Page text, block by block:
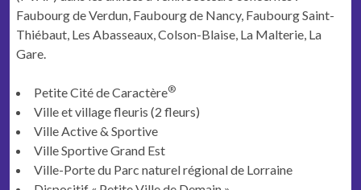
Faubourg de Verdun, Faubourg de Nancy, Faubourg Saint-
Thiébaut, Les Abasseaux, Colson-Blaise, La Malterie, La
Gare.
Petite Cité de Caractère®
Ville et village fleuris (2 fleurs)
Ville Active & Sportive
Ville Sportive Grand Est
Ville-Porte du Parc naturel régional de Lorraine